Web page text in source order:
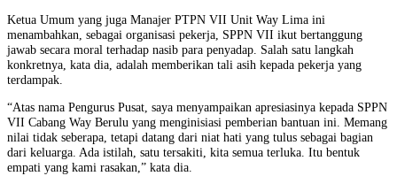
Ketua Umum yang juga Manajer PTPN VII Unit Way Lima ini
menambahkan, sebagai organisasi pekerja, SPPN VII ikut bertanggung
jawab secara moral terhadap nasib para penyadap. Salah satu langkah
konkretnya, kata dia, adalah memberikan tali asih kepada pekerja yang
terdampak.
“Atas nama Pengurus Pusat, saya menyampaikan apresiasinya kepada SPPN
VII Cabang Way Berulu yang menginisiasi pemberian bantuan ini. Memang
nilai tidak seberapa, tetapi datang dari niat hati yang tulus sebagai bagian
dari keluarga. Ada istilah, satu tersakiti, kita semua terluka. Itu bentuk
empati yang kami rasakan,” kata dia.